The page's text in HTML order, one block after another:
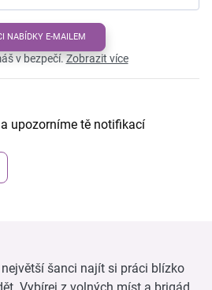
NABÍDKY E-MAILEM
v bezpečí.Zobrazit více
upozorníme tě notifikací
šanci najít si práci blízko
Vybírej z volných míst a brigád